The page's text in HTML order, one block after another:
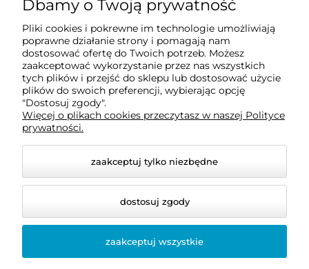
O nas
Informacje
Pomoc
Dbamy o Twoją prywatność
Pliki cookies i pokrewne im technologie umożliwiają
poprawne działanie strony i pomagają nam
dostosować ofertę do Twoich potrzeb. Możesz
zaakceptować wykorzystanie przez nas wszystkich
tych plików i przejść do sklepu lub dostosować użycie
plików do swoich preferencji, wybierając opcję
"Dostosuj zgody".
Więcej o plikach cookies przeczytasz w naszej Polityce
prywatności.
zaakceptuj tylko niezbędne
dostosuj zgody
zaakceptuj wszystkie